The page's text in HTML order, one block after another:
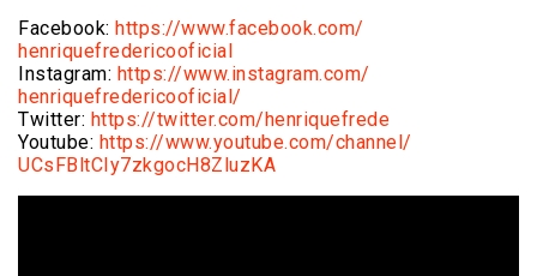
Facebook: https://www.facebook.com/
henriquefredericooficial
Instagram: https://www.instagram.com/
henriquefredericooficial/
Twitter: https://twitter.com/henriquefrede
Youtube: https://www.youtube.com/channel/
UCsFBltCIy7zkgocH8ZluzKA